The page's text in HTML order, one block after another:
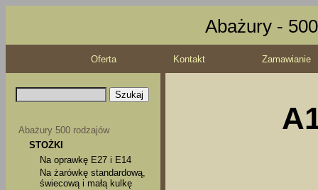
Abażury -
Oferta Kontakt Zamawianie
Abażury 500 rodzajów
STOŻKI
Na oprawkę E27 i E14
Na żarówkę standardową,
świecową i małą kulkę